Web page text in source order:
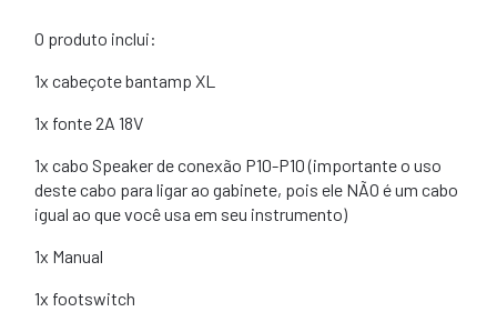
O produto inclui:
1x cabeçote bantamp XL
1x fonte 2A 18V
1x cabo Speaker de conexão P10-P10 (importante o uso
deste cabo para ligar ao gabinete, pois ele NÃO é um cabo
igual ao que você usa em seu instrumento)
1x Manual
1x footswitch